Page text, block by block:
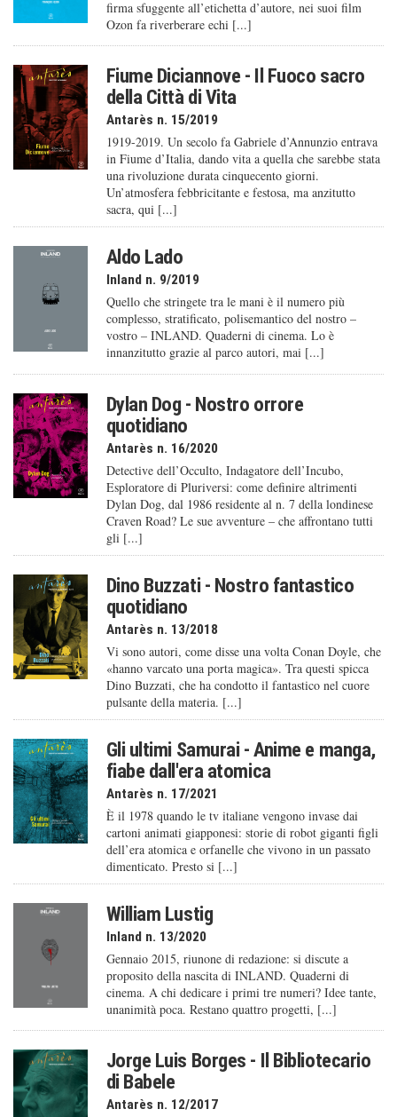
firma sfuggente all’etichetta d’autore, nei suoi film
Ozon fa riverberare echi [...]
Fiume Diciannove - Il Fuoco sacro
della Città di Vita
Antarès n. 15/2019
1919-2019. Un secolo fa Gabriele d’Annunzio entrava
in Fiume d’Italia, dando vita a quella che sarebbe stata
una rivoluzione durata cinquecento giorni.
Un’atmosfera febbricitante e festosa, ma anzitutto
sacra, qui [...]
Aldo Lado
Inland n. 9/2019
Quello che stringete tra le mani è il numero più
complesso, stratificato, polisemantico del nostro –
vostro – INLAND. Quaderni di cinema. Lo è
innanzitutto grazie al parco autori, mai [...]
Dylan Dog - Nostro orrore
quotidiano
Antarès n. 16/2020
Detective dell’Occulto, Indagatore dell’Incubo,
Esploratore di Pluriversi: come definire altrimenti
Dylan Dog, dal 1986 residente al n. 7 della londinese
Craven Road? Le sue avventure – che affrontano tutti
gli [...]
Dino Buzzati - Nostro fantastico
quotidiano
Antarès n. 13/2018
Vi sono autori, come disse una volta Conan Doyle, che
«hanno varcato una porta magica». Tra questi spicca
Dino Buzzati, che ha condotto il fantastico nel cuore
pulsante della materia. [...]
Gli ultimi Samurai - Anime e manga,
fiabe dall'era atomica
Antarès n. 17/2021
È il 1978 quando le tv italiane vengono invase dai
cartoni animati giapponesi: storie di robot giganti figli
dell’era atomica e orfanelle che vivono in un passato
dimenticato. Presto si [...]
William Lustig
Inland n. 13/2020
Gennaio 2015, riunone di redazione: si discute a
proposito della nascita di INLAND. Quaderni di
cinema. A chi dedicare i primi tre numeri? Idee tante,
unanimità poca. Restano quattro progetti, [...]
Jorge Luis Borges - Il Bibliotecario
di Babele
Antarès n. 12/2017